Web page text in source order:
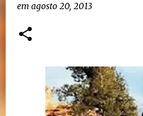
em agosto 20, 2013